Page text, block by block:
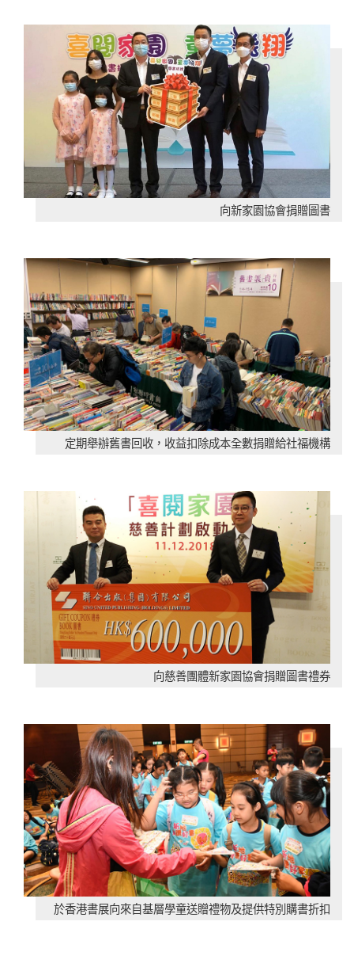
向新家園協會捐贈圖書
定期舉辦舊書回收，收益扣除成本全數捐贈給社福機構
向慈善團體新家園協會捐贈圖書禮券
於香港書展向來自基層學童送贈禮物及提供特別購書折扣